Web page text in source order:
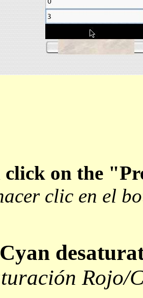
click on the
clic en el
Rojo/